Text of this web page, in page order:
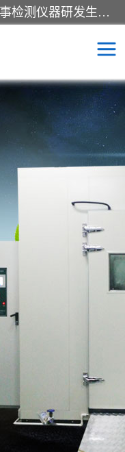
湖南兰思仪器有限公司是一家从事检测仪器研发生产销售和维修保养服务的综合型企业，产品符合国际标准可按需定制专业售前售后工程师，主要有门窗性能体验箱、门窗隔音展示箱、恒温恒湿试验箱、步入式恒温恒湿房、高低温试验箱、老化试验箱、老化试验房、恒温恒湿培养箱、水泥标准养护试验箱、电热鼓风干燥试验箱、真空干燥箱、工业烤箱、盐雾腐蚀试验箱等。
温恒湿试验箱
体验箱